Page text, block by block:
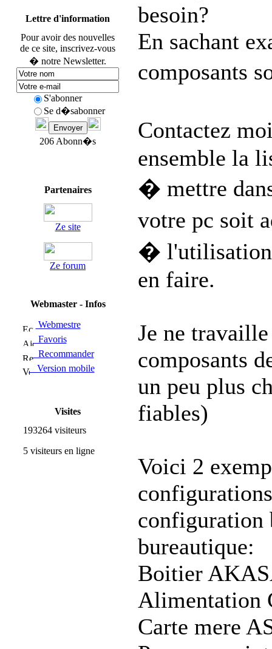
Lettre d'information
Pour avoir des nouvelles
de ce site, inscrivez-vous
� notre Newsletter.
S'abonner
Se d�sabonner
206 Abonn�s
Partenaires
Ze site
Ze forum
Webmaster - Infos
Webmestre
Favoris
Recommander
Version mobile
Visites
193264 visiteurs
5 visiteurs en ligne
besoin?
En sachant
composants
Contactez
ensemble la
� mettre
votre pc soit
� l'utilisation
en faire.
Je ne
composants
un peu plus
fiables)
Voici 2
configuration
bureautique:
Boitier
Alimentation
Carte mere